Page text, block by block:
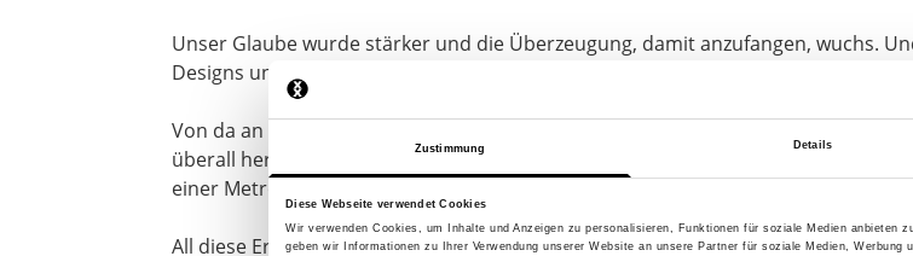
Zustimmung Details
Diese Webseite verwendet Cookies
Wir verwenden Cookies, um Inhalte und Anzeigen zu personalisieren, Funktionen für soziale Medien anbieten
geben wir Informationen zu Ihrer Verwendung unserer Website an unsere Partner für soziale Medien,
Unser Glaube wurde stärker und die Überzeugung, damit anzufangen, wuchs.
Designs und kritischen Blicken weiter war es soweit: ON THAT ASS war geboren.
Von da an leben wir und unsere Mitglieder jeden Monat für ein neues Design.
überall her bekommen. Wir sehen uns Musikvideos an, manchmal aus
einer Metropole inspirieren.
All diese Erfahrungen und wilden Ideen werden von einem Tornado der